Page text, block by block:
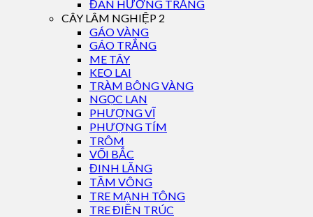
ĐÀN HƯƠNG TRẮNG
CÂY LÂM NGHIỆP 2
GÁO VÀNG
GÁO TRẮNG
ME TÂY
KEO LAI
TRÀM BÔNG VÀNG
NGỌC LAN
PHƯỢNG VĨ
PHƯỢNG TÍM
TRÔM
VỐI BẮC
ĐINH LĂNG
TẦM VÔNG
TRE MẠNH TÔNG
TRE ĐIỀN TRÚC